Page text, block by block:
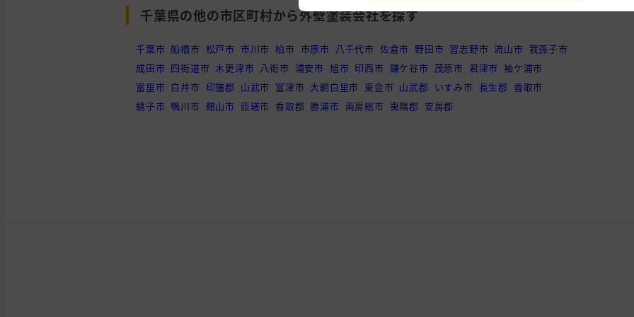
千葉県の他の市区町村から外壁塗装会社を探す
千葉市 船橋市 松戸市 市川市 柏市 市原市 八千代市 佐倉市 野田市 習志野市 流山市 我孫子市
成田市 四街道市 木更津市 八街市 浦安市 旭市 印西市 鎌ケ谷市 茂原市 君津市 袖ケ浦市
富里市 白井市 印旛郡 山武市 富津市 大網白里市 東金市 山武郡 いすみ市 長生郡 香取市
銚子市 鴨川市 館山市 匝瑳市 香取郡 勝浦市 南房総市 夷隅郡 安房郡